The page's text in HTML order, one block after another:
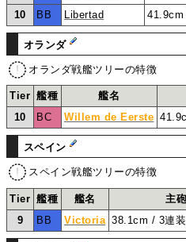
10
BB Libertad 41.9cm
オランダ
オランダ戦艦ツリーの特徴
Tier 艦種 艦名
10
BC Willem de Eerste
スペイン
スペイン戦艦ツリーの特徴
Tier 艦種 艦名 主
9
BB Victoria 38.1cm / 3連